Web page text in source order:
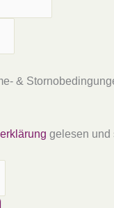
&
gelesen und